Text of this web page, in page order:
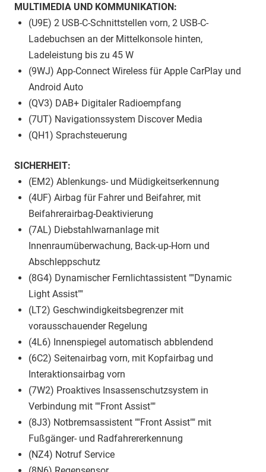
MULTIMEDIA UND KOMMUNIKATION:
(U9E) 2 USB-C-Schnittstellen vorn, 2 USB-C-
Ladebuchsen an der Mittelkonsole hinten,
Ladeleistung bis zu 45 W
(9WJ) App-Connect Wireless für Apple CarPlay und
Android Auto
(QV3) DAB+ Digitaler Radioempfang
(7UT) Navigationssystem Discover Media
(QH1) Sprachsteuerung
SICHERHEIT:
(EM2) Ablenkungs- und Müdigkeitserkennung
(4UF) Airbag für Fahrer und Beifahrer, mit
Beifahrerairbag-Deaktivierung
(7AL) Diebstahlwarnanlage mit
Innenraumüberwachung, Back-up-Horn und
Abschleppschutz
(8G4) Dynamischer Fernlichtassistent ""Dynamic
Light Assist""
(LT2) Geschwindigkeitsbegrenzer mit
vorausschauender Regelung
(4L6) Innenspiegel automatisch abblendend
(6C2) Seitenairbag vorn, mit Kopfairbag und
Interaktionsairbag vorn
(7W2) Proaktives Insassenschutzsystem in
Verbindung mit ""Front Assist""
(8J3) Notbremsassistent ""Front Assist"" mit
Fußgänger- und Radfahrererkennung
(NZ4) Notruf Service